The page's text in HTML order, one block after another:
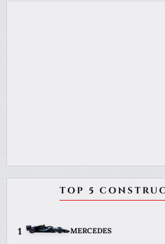
TOP 5
1 MERCEDES